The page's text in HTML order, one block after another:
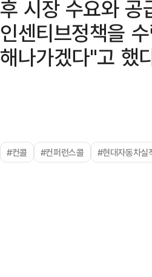
후 시장 수요와 공
인센티브정책을
해나가겠다"고 했
#컨콜 #컨퍼런스콜 #현대자동차실